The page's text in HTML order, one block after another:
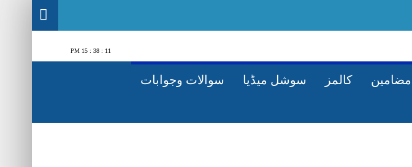
11 : 38 : 16 PM
مضامین کالمز سوشل میڈیا سوالات وجوابات